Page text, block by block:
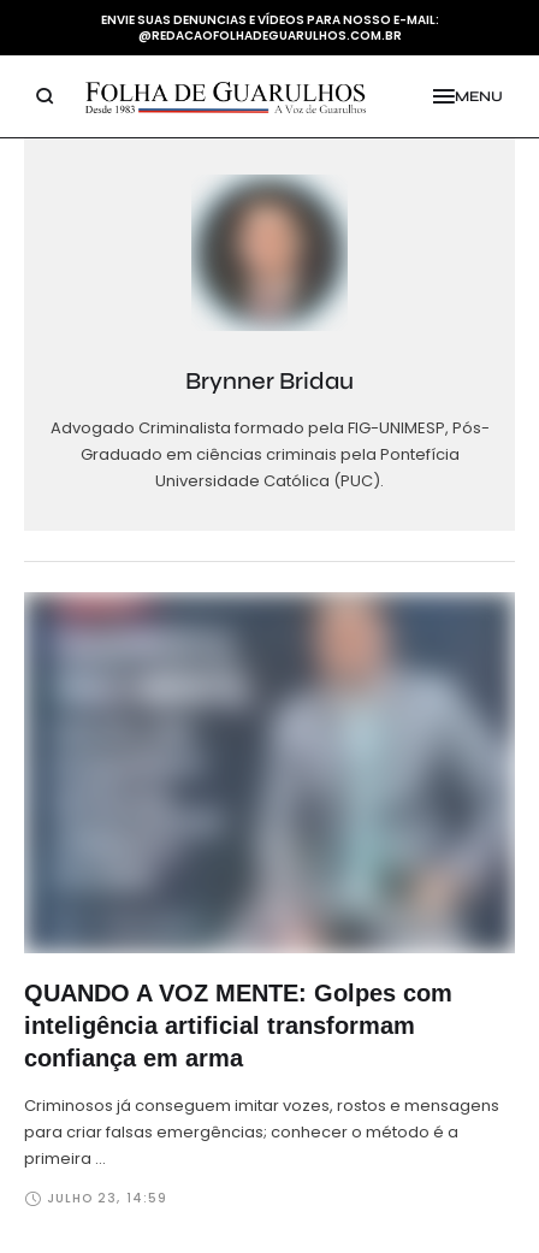
ENVIE SUAS DENUNCIAS E VÍDEOS PARA NOSSO E-MAIL:
@REDACAOFOLHADEGUARULHOS.COM.BR
MENU
Brynner Bridau
Advogado Criminalista formado pela FIG-UNIMESP, Pós-
Graduado em ciências criminais pela Pontefícia
Universidade Católica (PUC).
QUANDO A VOZ MENTE: Golpes com
inteligência artificial transformam
confiança em arma
Criminosos já conseguem imitar vozes, rostos e mensagens
para criar falsas emergências; conhecer o método é a
primeira …
JULHO 23, 14:59